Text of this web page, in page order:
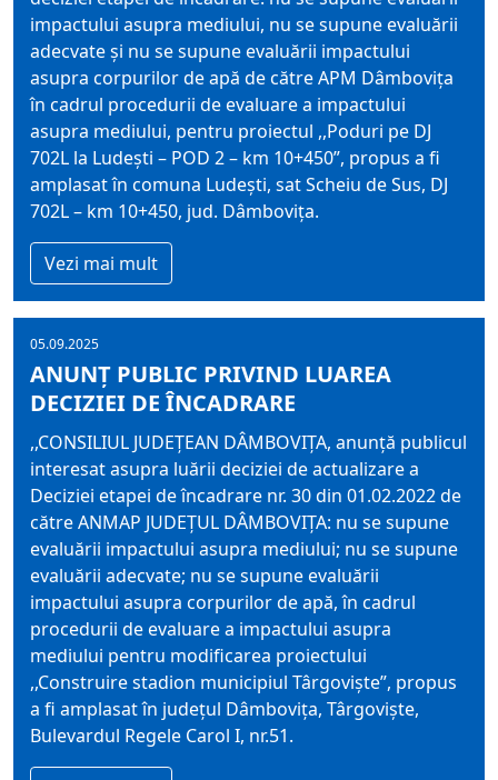
impactului asupra mediului, nu se supune evaluării
adecvate și nu se supune evaluării impactului
asupra corpurilor de apă de către APM Dâmbovița
în cadrul procedurii de evaluare a impactului
asupra mediului, pentru proiectul ,,Poduri pe DJ
702L la Ludești – POD 2 – km 10+450”, propus a fi
amplasat în comuna Ludești, sat Scheiu de Sus, DJ
702L – km 10+450, jud. Dâmbovița.
Vezi mai mult
05.09.2025
ANUNŢ PUBLIC PRIVIND LUAREA
DECIZIEI DE ÎNCADRARE
,,CONSILIUL JUDEȚEAN DÂMBOVIȚA, anunță publicul
interesat asupra luării deciziei de actualizare a
Deciziei etapei de încadrare nr. 30 din 01.02.2022 de
către ANMAP JUDEȚUL DÂMBOVIȚA: nu se supune
evaluării impactului asupra mediului; nu se supune
evaluării adecvate; nu se supune evaluării
impactului asupra corpurilor de apă, în cadrul
procedurii de evaluare a impactului asupra
mediului pentru modificarea proiectului
,,Construire stadion municipiul Târgoviște”, propus
a fi amplasat în județul Dâmbovița, Târgoviște,
Bulevardul Regele Carol I, nr.51.